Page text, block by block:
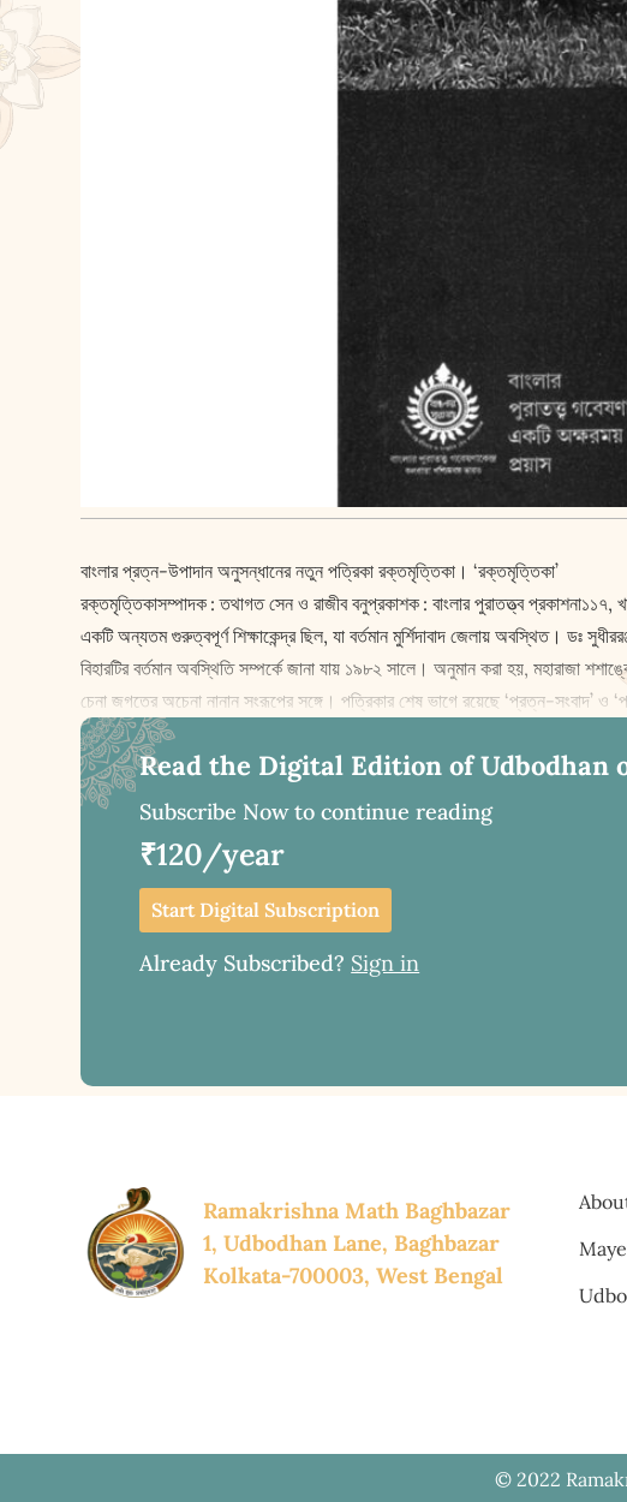
বাংলার প্রত্ন-উপাদান অনুসন্ধানের নতুন পত্রিকা রক্তমৃত্তিকা। ‘রক্তমৃত্তিকা’
রক্তমৃত্তিকাসম্পাদক : তথাগত সেন ও রাজীব বনুপ্রকাশক : বাংলার পুরাতত্ত্ব
একটি অন্যতম গুরুত্বপূর্ণ শিক্ষাকেন্দ্র ছিল, যা বর্তমান মুর্শিদাবাদ জেলায় অবস্থিত। ডঃ
বিহারটির বর্তমান অবস্থিতি সম্পর্কে জানা যায় ১৯৮২ সালে। অনুমান করা হয়, মহারাজা
চেনা জগতের অচেনা নানান সংরূপের সঙ্গে। পত্রিকার শেষ ভাগে রয়েছে ‘প্রত্ন-সংবাদ’ ও
Read the Digital Edition of Udbodhan
Subscribe Now to continue reading
₹120/year
Start Digital Subscription
Already Subscribed? Sign in
Ramakrishna Math Baghbazar
1, Udbodhan Lane, Baghbazar
Kolkata-700003, West Bengal
© 2022